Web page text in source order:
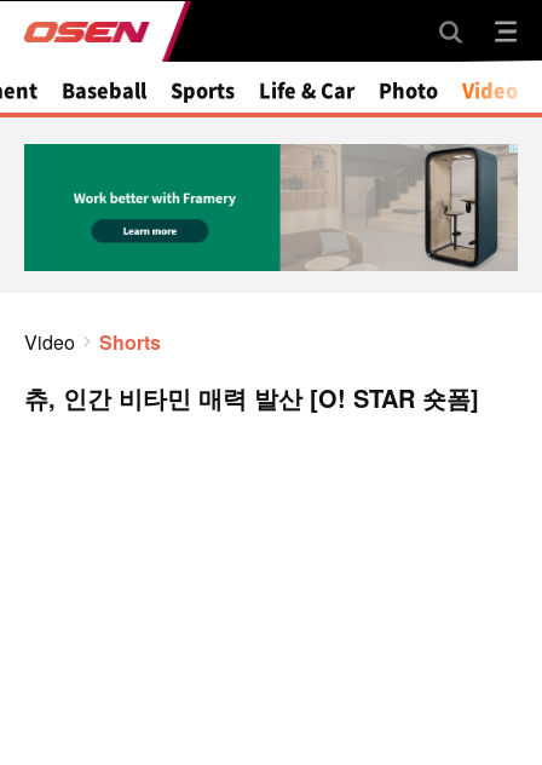
Baseball Sports Life & Car Photo Video
Video Shorts
츄, 인간 비타민 매력 발산 [O! STAR 숏폼]